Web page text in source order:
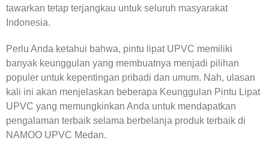
tawarkan tetap terjangkau untuk seluruh masyarakat
Indonesia.
Perlu Anda ketahui bahwa, pintu lipat UPVC memiliki
banyak keunggulan yang membuatnya menjadi pilihan
populer untuk kepentingan pribadi dan umum. Nah, ulasan
kali ini akan menjelaskan beberapa Keunggulan Pintu Lipat
UPVC yang memungkinkan Anda untuk mendapatkan
pengalaman terbaik selama berbelanja produk terbaik di
NAMOO UPVC Medan.